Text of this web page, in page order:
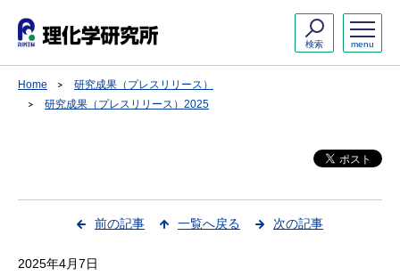
menu
検索
Home
研究成果（プレスリリース）
研究成果（プレスリリース）2025
前の記事 一覧へ戻る 次の記事
2025年4月7日